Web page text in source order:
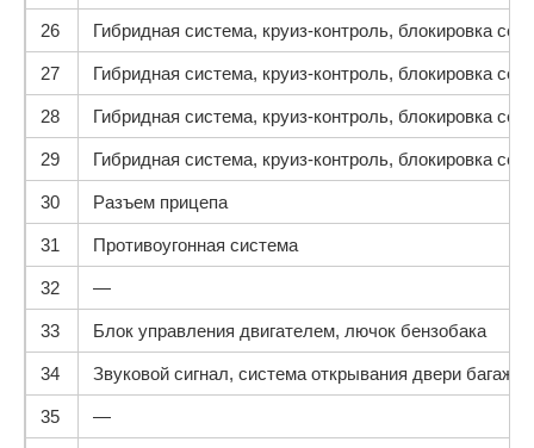
26 Гибридная система, круиз-контроль, блокировка
27 Гибридная система, круиз-контроль, блокировка
28 Гибридная система, круиз-контроль, блокировка
29 Гибридная система, круиз-контроль, блокировка
30 Разъем прицепа
31 Противоугонная система
32 —
33 Блок управления двигателем, лючок бензобака
34 Звуковой сигнал, система открывания двери
35 —